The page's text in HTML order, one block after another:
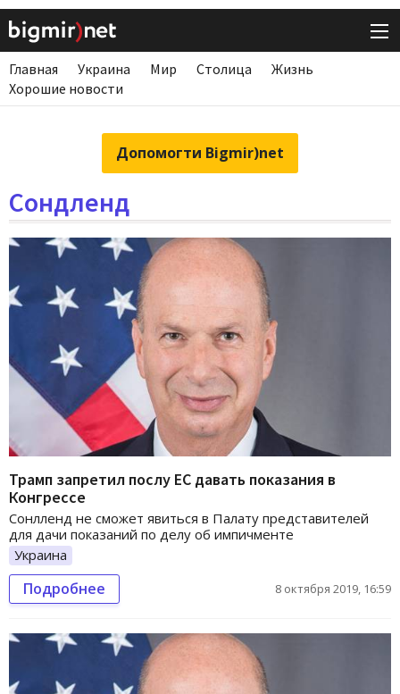
Главная Украина Мир Столица
Жизнь
Хорошие новости
Допомогти Bigmir)net
Сондленд
Трамп запретил послу ЕС давать показания в
Конгрессе
Сонлленд не сможет явиться в Палату представителей
для дачи показаний по делу об импичменте
Украина
Подробнее 8 октября 2019, 16:59